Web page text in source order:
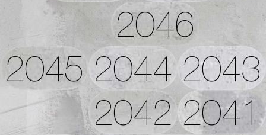
2046
2045 2044 2043
2042 2041